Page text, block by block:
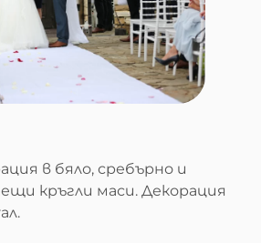
в бяло, сребърно и
кръгли маси. Декорация